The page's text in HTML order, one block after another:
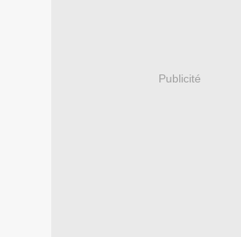
Publicité